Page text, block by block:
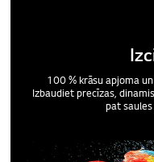
100 % krāsu apjoma
Izbaudiet precīzas,
pat saules